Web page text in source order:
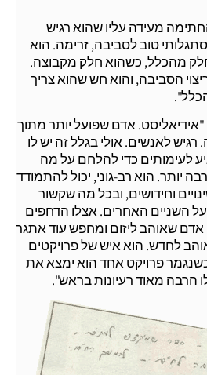
מעידה עליו שהוא רגיש
טוב לסביבה, זרימה. הוא
מהכלל, כשהוא חלק מקבוצה.
הסביבה, והוא חש שהוא צריך
"אידיאליסט. אדם שפועל יותר מתוך
רגיש לאנשים. אולי בגלל זה יש לו
לעימותים כדי להלחם על מה
יותר. הוא רב-גוני, יכול להתמודד
וחידושים, ובכל מה שקשור
השניים האחרים. אצלו הדחפים
אדם שאוהב ליזום ומחפש עוד אתגר
לחדש. הוא איש של פרויקטים
פרויקט אחד הוא ימצא את
הרבה מאוד רעיונות בראש".